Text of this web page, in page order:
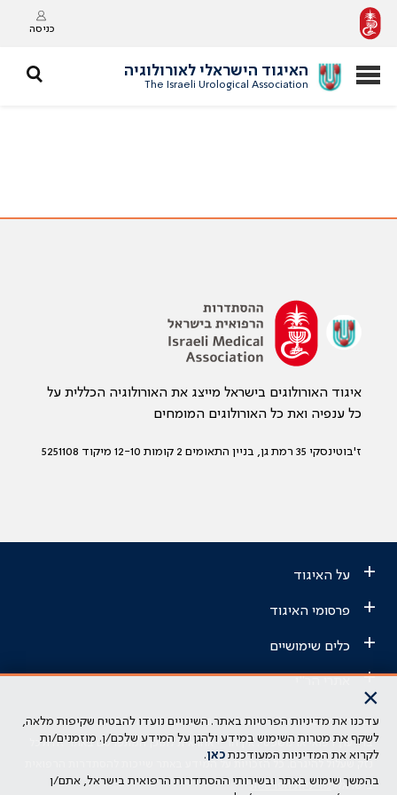
כניסה
האיגוד הישראלי לאורולוגיה
The Israeli Urological Association
איגוד האורולוגים בישראל מייצג את האורולוגיה הכללית על
כל ענפיה ואת כל האורולוגים המומחים
ז'בוטינסקי 35 רמת גן, בניין התאומים 2 קומות 12-10 מיקוד 5251108
+ על האיגוד
+ פרסומי האיגוד
+ כלים שימושיים
+
הבהרה משפטית: כל נושא המופיע באתר זה נועד להשכלה בלבד ואין לראות
בו ייעוץ רפואי או משפטי. אין הר"י אחראית לתוכן המתפרסם באתר זה ולכל
נזק שעלול להיגרם. כל הזכויות על המידע באתר שייכות להסתדרות הרפואית
בישראל.מדיניות הפרטיות
×
עדכנו את מדיניות הפרטיות באתר. השינויים נועדו להבטיח שקיפות מלאה,
לשקף את מטרות השימוש במידע ולהגן על המידע שלכם/ן. מוזמנים/ות
לקרוא את המדיניות המעודכנת כאן.
בהמשך שימוש באתר ובשירותי ההסתדרות הרפואית בישראל, אתם/ן